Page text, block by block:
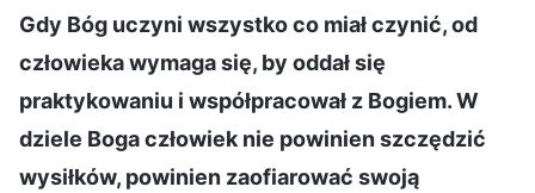
Gdy Bóg uczyni wszystko co miał czynić, od
człowieka wymaga się, by oddał się
praktykowaniu i współpracował z Bogiem. W
dziele Boga człowiek nie powinien szczędzić
wysiłków, powinien zaofiarować swoją